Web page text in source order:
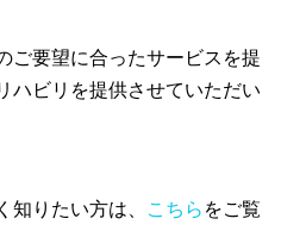
ご要望に合ったサービスを提
ハビリを提供させていただい
りたい方は、 こちらをご覧